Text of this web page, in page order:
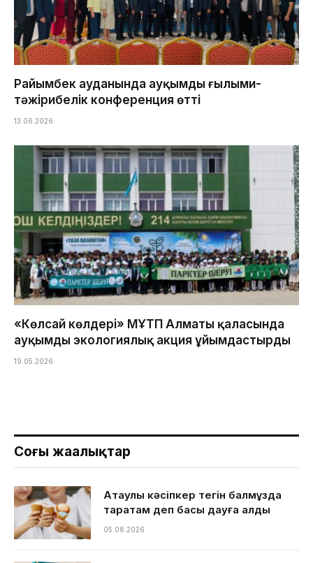
Райымбек ауданында ауқымды ғылыми-
тәжірибелік конференция өтті
13.06.2026
«Көлсай көлдері» МҰТП Алматы қаласында
ауқымды экологиялық акция ұйымдастырды
19.05.2026
Соңғы жаңалықтар
Ақтаулық кәсіпкер тегін балмұздақ
таратам деп басы дауға қалды
05.08.2026